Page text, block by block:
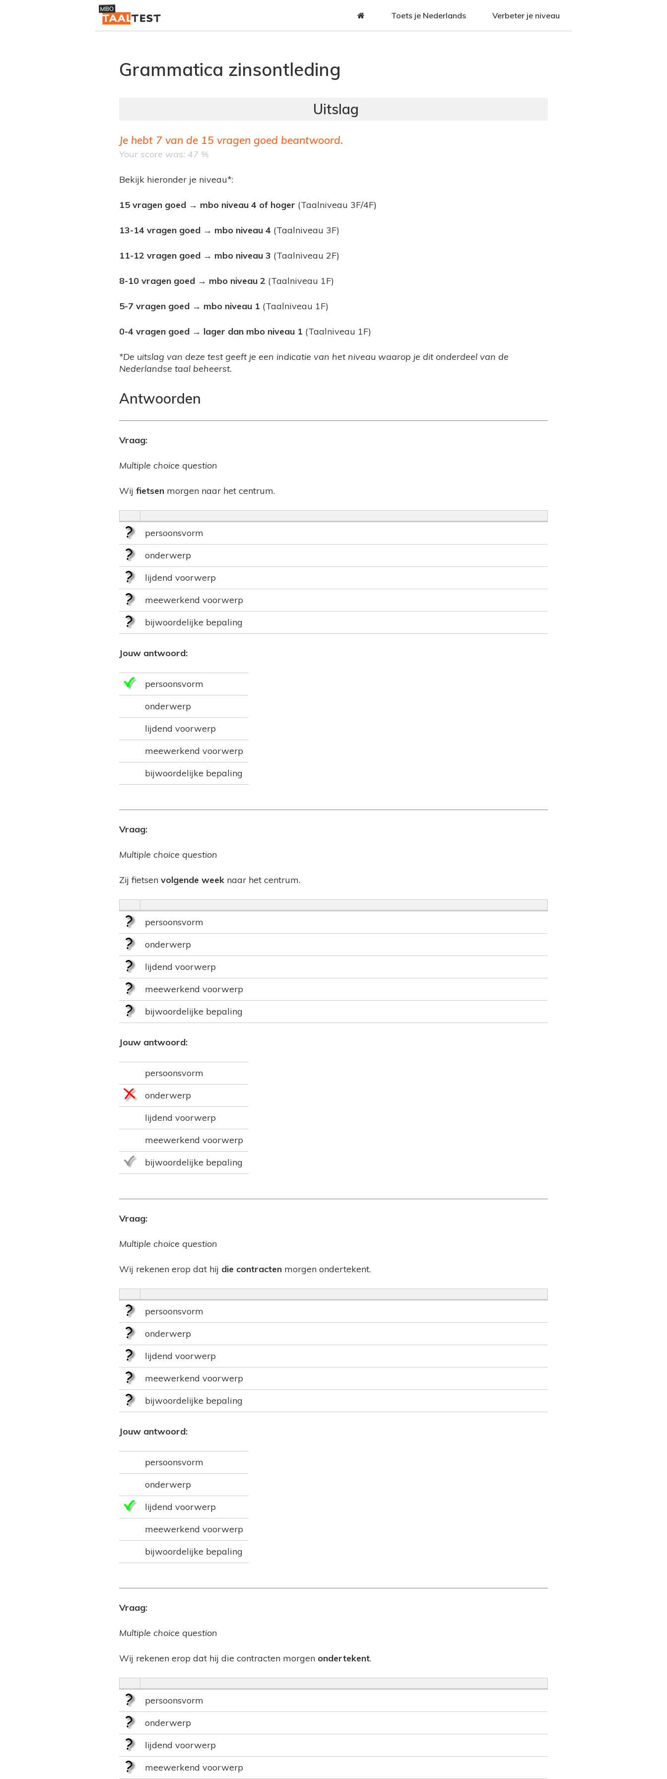
Toets je Nederlands Verbeter je niveau
Grammatica zinsontleding
Je hebt 7 van de 15 vragen goed beantwoord.
Your score was: 47 %
Bekijk hieronder je niveau*:
15 vragen goed → mbo niveau 4 of hoger (Taalniveau 3F/4F)
13-14 vragen goed → mbo niveau 4 (Taalniveau 3F)
11-12 vragen goed → mbo niveau 3 (Taalniveau 2F)
8-10 vragen goed → mbo niveau 2 (Taalniveau 1F)
5-7 vragen goed → mbo niveau 1 (Taalniveau 1F)
0-4 vragen goed → lager dan mbo niveau 1 (Taalniveau 1F)
*De uitslag van deze test geeft je een indicatie van het niveau waarop je dit onderdeel van de
Nederlandse taal beheerst.
Antwoorden
Vraag:
Multiple choice question
Wij fietsen morgen naar het centrum.
persoonsvorm
onderwerp
lijdend voorwerp
meewerkend voorwerp
bijwoordelijke bepaling
Jouw antwoord:
persoonsvorm
onderwerp
lijdend voorwerp
meewerkend voorwerp
bijwoordelijke bepaling
Vraag:
Multiple choice question
Zij fietsen volgende week naar het centrum.
persoonsvorm
onderwerp
lijdend voorwerp
meewerkend voorwerp
bijwoordelijke bepaling
Jouw antwoord:
persoonsvorm
onderwerp
lijdend voorwerp
meewerkend voorwerp
bijwoordelijke bepaling
Vraag:
Multiple choice question
Wij rekenen erop dat hij die contracten morgen ondertekent.
persoonsvorm
onderwerp
lijdend voorwerp
meewerkend voorwerp
bijwoordelijke bepaling
Jouw antwoord:
persoonsvorm
onderwerp
lijdend voorwerp
meewerkend voorwerp
bijwoordelijke bepaling
Vraag:
Multiple choice question
Wij rekenen erop dat hij die contracten morgen ondertekent.
persoonsvorm
onderwerp
lijdend voorwerp
meewerkend voorwerp